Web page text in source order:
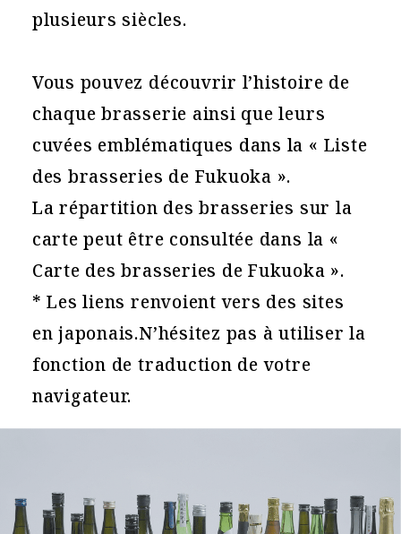
plusieurs siècles.
Vous pouvez découvrir l’histoire de
chaque brasserie ainsi que leurs
cuvées emblématiques dans la « Liste
des brasseries de Fukuoka ».
La répartition des brasseries sur la
carte peut être consultée dans la «
Carte des brasseries de Fukuoka ».
* Les liens renvoient vers des sites
en japonais.N’hésitez pas à utiliser la
fonction de traduction de votre
navigateur.